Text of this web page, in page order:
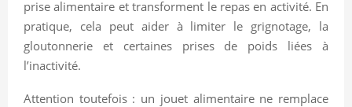
prise alimentaire et transforment le repas en activité. En
pratique, cela peut aider à limiter le grignotage, la
gloutonnerie et certaines prises de poids liées à
l’inactivité.
Attention toutefois : un jouet alimentaire ne remplace